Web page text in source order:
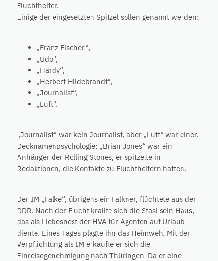
Fluchthelfer.
Einige der eingesetzten Spitzel sollen genannt werden:
„Franz Fischer“,
„Udo“,
„Hardy“,
„Herbert Hildebrandt“,
„Journalist“,
„Luft“.
„Journalist“ war kein Journalist, aber „Luft“ war einer.
Decknamenpsychologie: „Brian Jones“ war ein
Anhänger der Rolling Stones, er spitzelte in
Redaktionen, die Kontakte zu Fluchthelfern hatten.
Der IM „Falke“, übrigens ein Falkner, flüchtete aus der
DDR. Nach der Flucht krallte sich die Stasi sein Haus,
das als Liebesnest der HVA für Agenten auf Urlaub
diente. Eines Tages plagte ihn das Heimweh. Mit der
Verpflichtung als IM erkaufte er sich die
Einreisegenehmigung nach Thüringen. Da er eine